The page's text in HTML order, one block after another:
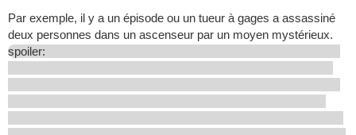
Par exemple, il y a un épisode ou un tueur à gages a assassiné
deux personnes dans un ascenseur par un moyen mystérieux.
spoiler: